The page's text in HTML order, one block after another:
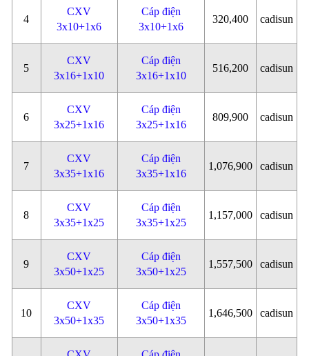
4
CXV
3x10+1x6
Cáp điện
3x10+1x6
320,400 cadisun
5
CXV
3x16+1x10
Cáp điện
3x16+1x10
516,200 cadisun
6
CXV
3x25+1x16
Cáp điện
3x25+1x16
809,900 cadisun
7
CXV
3x35+1x16
Cáp điện
3x35+1x16
1,076,900 cadisun
8
CXV
3x35+1x25
Cáp điện
3x35+1x25
1,157,000 cadisun
9
CXV
3x50+1x25
Cáp điện
3x50+1x25
1,557,500 cadisun
10
CXV
3x50+1x35
Cáp điện
3x50+1x35
1,646,500 cadisun